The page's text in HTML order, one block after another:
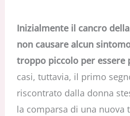
Inizialmente il cancro
non causare alcun
troppo piccolo per essere
casi, tuttavia, il primo
riscontrato dalla donna
la comparsa di una nuova